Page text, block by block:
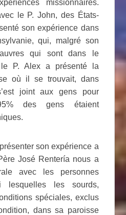
missionnaires.
le P. John, des États-
son expérience dans
qui, malgré son
qui sont dans le
P. Alex a présenté la
où il se trouvait, dans
joint aux gens pour
des gens étaient
son expérience a
José Rentería nous a
avec les personnes
lesquelles les sourds,
spéciales, exclus
dans sa paroisse